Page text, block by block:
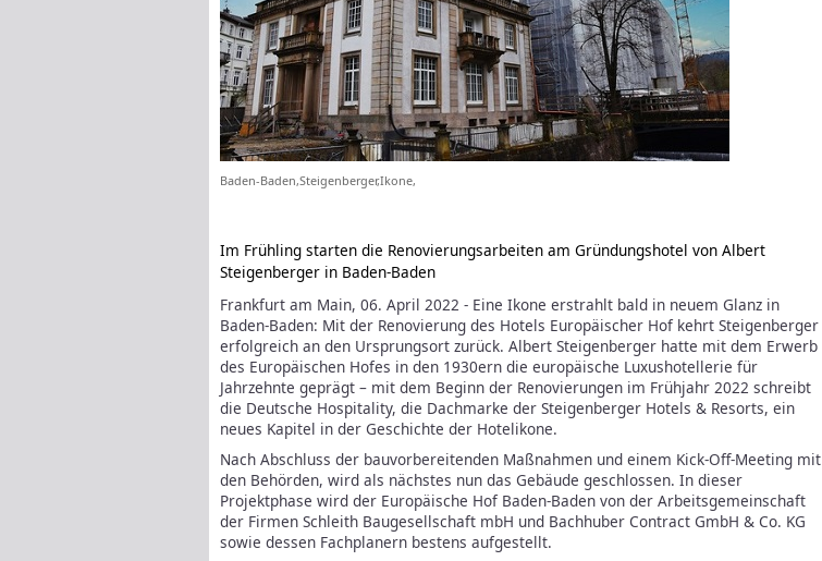
Baden-Baden,Steigenberger,Ikone,
Im Frühling starten die Renovierungsarbeiten am Gründungshotel von Albert
Steigenberger in Baden-Baden
Frankfurt am Main, 06. April 2022 - Eine Ikone erstrahlt bald in neuem Glanz in
Baden-Baden: Mit der Renovierung des Hotels Europäischer Hof kehrt Steigenberger
erfolgreich an den Ursprungsort zurück. Albert Steigenberger hatte mit dem Erwerb
des Europäischen Hofes in den 1930ern die europäische Luxushotellerie für
Jahrzehnte geprägt – mit dem Beginn der Renovierungen im Frühjahr 2022 schreibt
die Deutsche Hospitality, die Dachmarke der Steigenberger Hotels & Resorts, ein
neues Kapitel in der Geschichte der Hotelikone.
Nach Abschluss der bauvorbereitenden Maßnahmen und einem Kick-Off-Meeting mit
den Behörden, wird als nächstes nun das Gebäude geschlossen. In dieser
Projektphase wird der Europäische Hof Baden-Baden von der Arbeitsgemeinschaft
der Firmen Schleith Baugesellschaft mbH und Bachhuber Contract GmbH & Co. KG
sowie dessen Fachplanern bestens aufgestellt.